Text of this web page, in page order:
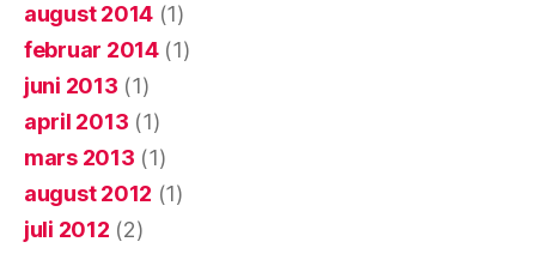
august 2014 (1)
februar 2014(1)
juni 2013 (1)
april 2013 (1)
mars 2013 (1)
august 2012 (1)
juli 2012 (2)